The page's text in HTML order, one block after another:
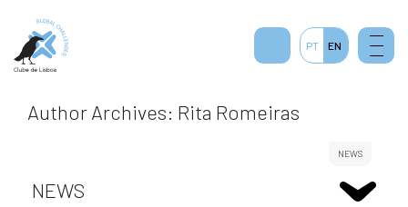
Author Archives: Rita Romeiras
NEWS
NEWS
PT EN